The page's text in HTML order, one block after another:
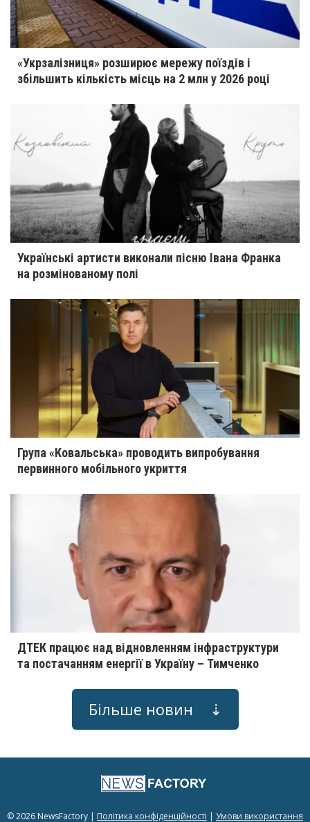
«Укрзалізниця» розширює мережу поїздів і
збільшить кількість місць на 2 млн у 2026 році
Українські артисти виконали пісню Івана Франка
на розмінованому полі
Група «Ковальська» проводить випробування
первинного мобільного укриття
ДТЕК працює над відновленням інфраструктури
та постачанням енергії в Україну – Тимченко
Більше новин ⇣
© 2026 NewsFactory | Політика конфіденційності | Умови використання